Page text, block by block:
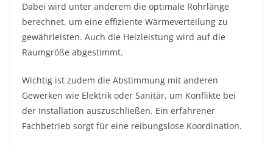
Dabei wird unter anderem die optimale Rohrlänge
berechnet, um eine effiziente Wärmeverteilung zu
gewährleisten. Auch die Heizleistung wird auf die
Raumgröße abgestimmt.
Wichtig ist zudem die Abstimmung mit anderen
Gewerken wie Elektrik oder Sanitär, um Konflikte bei
der Installation auszuschließen. Ein erfahrener
Fachbetrieb sorgt für eine reibungslose Koordination.